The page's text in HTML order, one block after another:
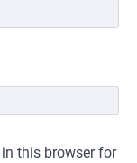
this browser for